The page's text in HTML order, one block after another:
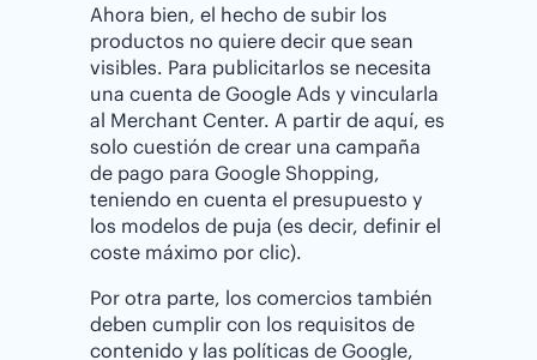
Ahora bien, el hecho de subir los
productos no quiere decir que sean
visibles. Para publicitarlos se necesita
una cuenta de Google Ads y vincularla
al Merchant Center. A partir de aquí, es
solo cuestión de crear una campaña
de pago para Google Shopping,
teniendo en cuenta el presupuesto y
los modelos de puja (es decir, definir el
coste máximo por clic).
Por otra parte, los comercios también
deben cumplir con los requisitos de
contenido y las políticas de Google,